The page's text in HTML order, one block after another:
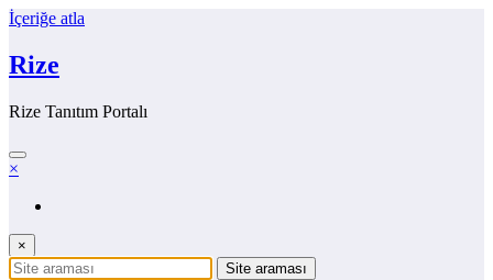
İçeriğe atla
Rize
Rize Tanıtım Portalı
×
×